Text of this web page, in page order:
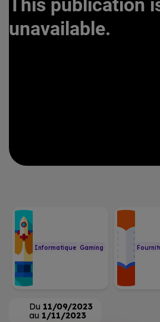
Informatique Gaming
Du 11/09/2023
au 1/11/2023